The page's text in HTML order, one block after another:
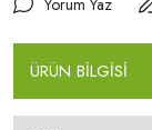
Yorum Yaz
ÜRÜN BİLGİSİ